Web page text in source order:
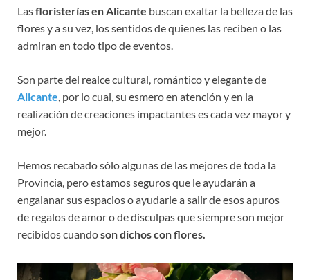
Lasfloristerías en Alicante buscan exaltar la belleza de las
flores y a su vez, los sentidos de quienes las reciben o las
admiran en todo tipo de eventos.
Son parte del realce cultural, romántico y elegante de
Alicante, por lo cual, su esmero en atención y en la
realización de creaciones impactantes es cada vez mayor y
mejor.
Hemos recabado sólo algunas de las mejores de toda la
Provincia, pero estamos seguros que le ayudarán a
engalanar sus espacios o ayudarle a salir de esos apuros
de regalos de amor o de disculpas que siempre son mejor
recibidos cuandoson dichos con flores.